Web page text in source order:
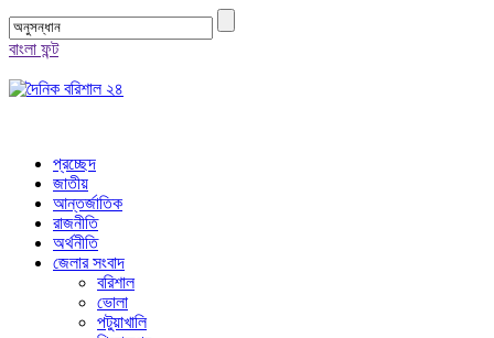
বাংলা ফন্ট
প্রচ্ছেদ
জাতীয়
আন্তর্জাতিক
রাজনীতি
অর্থনীতি
জেলার সংবাদ
বরিশাল
ভোলা
পটুয়াখালি